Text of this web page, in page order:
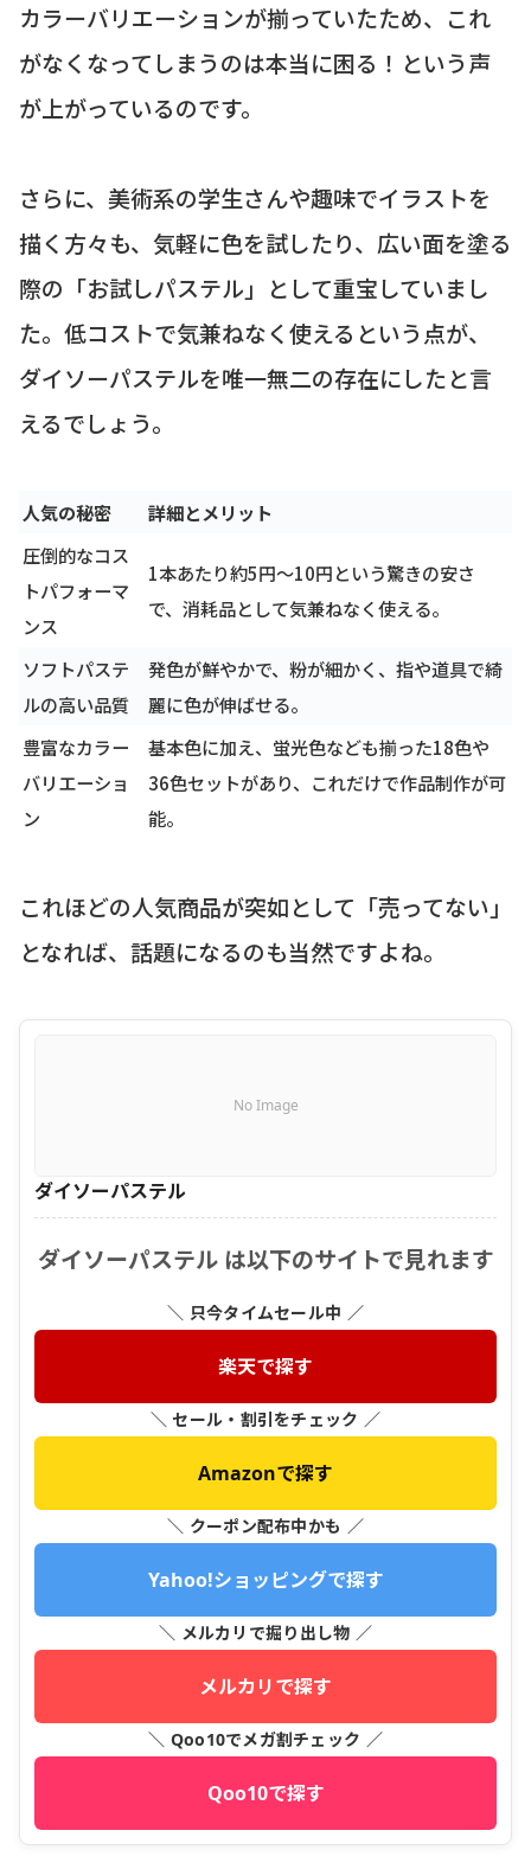
カラーバリエーションが揃っていたため、これ
がなくなってしまうのは本当に困る！という声
が上がっているのです。
さらに、美術系の学生さんや趣味でイラストを
描く方々も、気軽に色を試したり、広い面を塗る
際の「お試しパステル」として重宝していまし
た。低コストで気兼ねなく使えるという点が、
ダイソーパステルを唯一無二の存在にしたと言
えるでしょう。
人気の秘密
詳細とメリット
圧倒的なコス
トパフォーマ
ンス
1本あたり約5円〜10円という驚きの安さ
で、消耗品として気兼ねなく使える。
ソフトパステ
ルの高い品質
発色が鮮やかで、粉が細かく、指や道具で綺
麗に色が伸ばせる。
豊富なカラー
バリエーショ
ン
基本色に加え、蛍光色なども揃った18色や
36色セットがあり、これだけで作品制作が可
能。
これほどの人気商品が突如として「売ってない」
となれば、話題になるのも当然ですよね。
No Image
ダイソーパステル
ダイソーパステル は以下のサイトで見れます
＼ 只今タイムセール中 ／
楽天で探す
＼ セール・割引をチェック ／
Amazonで探す
＼ クーポン配布中かも ／
Yahoo!ショッピングで探す
＼ メルカリで掘り出し物 ／
メルカリで探す
＼ Qoo10でメガ割チェック ／
Qoo10で探す